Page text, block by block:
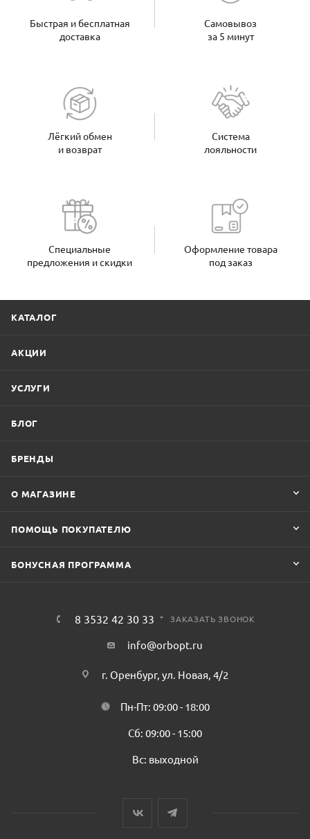
Быстрая и бесплатная
доставка
Самовывоз
за 5 минут
Лёгкий обмен
и возврат
Система
лояльности
Специальные
предложения и скидки
Оформление товара
под заказ
КАТАЛОГ
АКЦИИ
УСЛУГИ
БЛОГ
БРЕНДЫ
О МАГАЗИНЕ
ПОМОЩЬ ПОКУПАТЕЛЮ
БОНУСНАЯ ПРОГРАММА
8 3532 42 30 33 ЗАКАЗАТЬ ЗВОНОК
info@orbopt.ru
г. Оренбург, ул. Новая, 4/2
Пн-Пт: 09:00 - 18:00
Сб: 09:00 - 15:00
Вс: выходной